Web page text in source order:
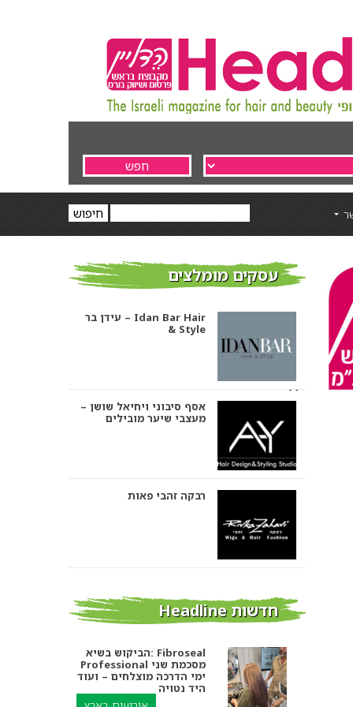
עסקים מומלצים
עידן בר – Idan Bar Hair
& Style
אסף סיבוני ויחיאל שושן –
מעצבי שיער מובילים
רבקה זהבי פאות
אורטל אדרי עיצוב שיער
חדשות Headline
הביקוש בשיא: Fibroseal
Professional מסכמת שני
ימי הדרכה מוצלחים – ועוד
היד נטויה